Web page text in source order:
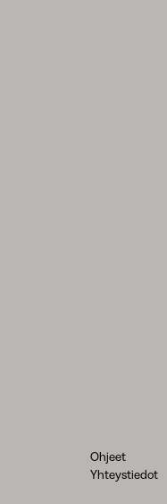
Ohjeet
Yhteystiedot